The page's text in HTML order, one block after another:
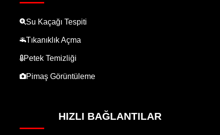
Su Kaçağı Tespiti
Tıkanıklık Açma
Petek Temizliği
Pimaş Görüntüleme
HIZLI BAĞLANTILAR